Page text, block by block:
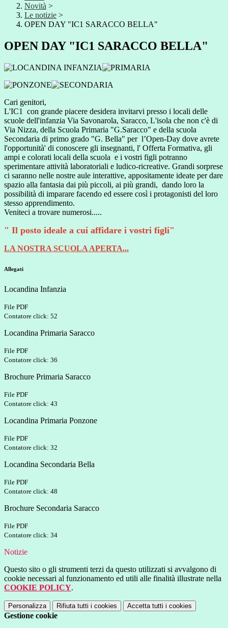
Novità >
Le notizie >
OPEN DAY "IC1 SARACCO BELLA"
OPEN DAY "IC1 SARACCO BELLA"
Cari genitori,
L'IC1 con grande piacere desidera invitarvi presso i locali delle
scuole dell'infanzia Via Savonarola, Saracco, L'isola che non c'è di
Via Nizza, della Scuola Primaria "G.Saracco" e della scuola
Secondaria di primo grado "G. Bella" per l’Open-Day dove avrete
l'opportunità' di conoscere gli insegnanti, l' Offerta Formativa, gli
ampi e colorati locali della scuola e i vostri figli potranno
sperimentare attività laboratoriali e ludico-ricreative. Grandi sorprese
ci saranno nelle nostre aule interattive, appositamente ideate per dare
spazio alla fantasia dai più piccoli, ai più grandi, dando loro la
possibilità di imparare facendo ed essere così i protagonisti del loro
stesso apprendimento.
Veniteci a trovare numerosi.....
" Il posto ideale a cui affidare i vostri figli"
LA NOSTRA SCUOLA APERTA...
Allegati
Locandina Infanzia
File PDF
Contatore click: 52
Locandina Primaria Saracco
File PDF
Contatore click: 36
Brochure Primaria Saracco
File PDF
Contatore click: 43
Locandina Primaria Ponzone
File PDF
Contatore click: 32
Locandina Secondaria Bella
File PDF
Contatore click: 48
Brochure Secondaria Saracco
File PDF
Contatore click: 34
Notizie
Questo sito o gli strumenti terzi da questo utilizzati si avvalgono di
cookie necessari al funzionamento ed utili alle finalità illustrate nella
COOKIE POLICY.
Personalizza Rifiuta tutti i cookies Accetta tutti i cookies
Gestione cookie